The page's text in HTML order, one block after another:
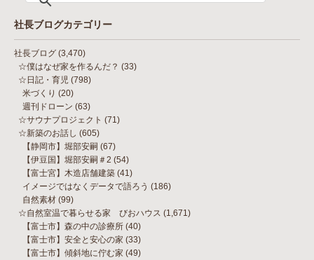
社長ブログカテゴリー
社長ブログ (3,470)
☆僕はなぜ家を作るんだ？ (33)
☆日記・育児 (798)
米づくり (20)
週刊ドローン (63)
☆サウナプロジェクト (71)
☆新築のお話し (605)
【静岡市】堀部安嗣 (67)
【伊豆国】堀部安嗣＃2 (54)
【富士宮】木造店舗建築 (41)
イメージではなくデータで語ろう (186)
自然素材 (99)
☆自然室温で暮らせる家 びおハウス (1,671)
【富士市】森の中の診療所 (40)
【富士市】安全と安心の家 (33)
【富士市】傾斜地に佇む家 (49)